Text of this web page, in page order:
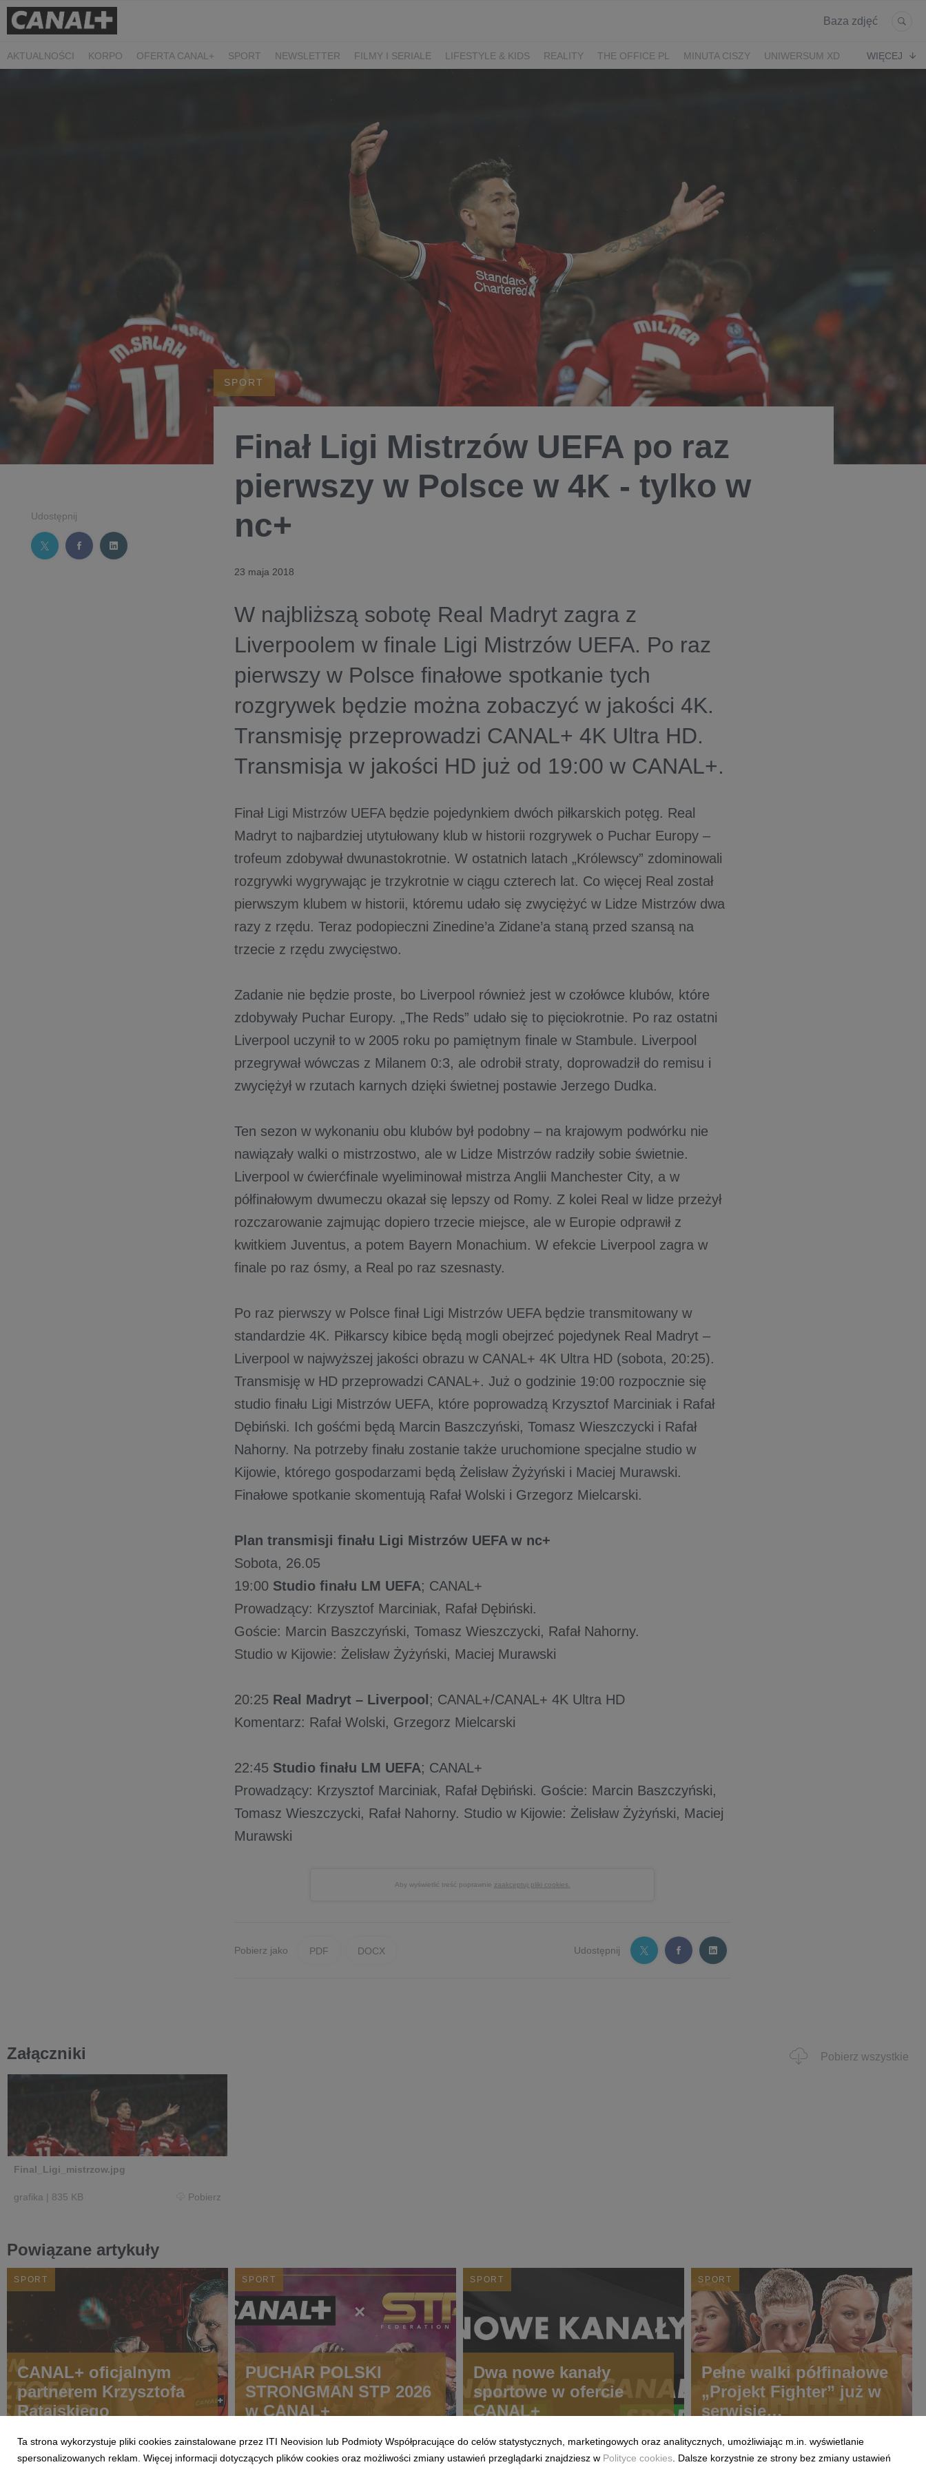
Baza zdjęć
AKTUALNOŚCI KORPO OFERTA CANAL+ SPORT NEWSLETTER FILMY I SERIALE LIFESTYLE & KIDS REALITY THE OFFICE PL MINUTA CISZY
UNIWERSUM XD
WIĘCEJ
Udostępnij
SPORT
Finał Ligi Mistrzów UEFA po raz
pierwszy w Polsce w 4K - tylko w
nc+
23 maja 2018
W najbliższą sobotę Real Madryt zagra z
Liverpoolem w finale Ligi Mistrzów UEFA. Po raz
pierwszy w Polsce finałowe spotkanie tych
rozgrywek będzie można zobaczyć w jakości 4K.
Transmisję przeprowadzi CANAL+ 4K Ultra HD.
Transmisja w jakości HD już od 19:00 w CANAL+.
Finał Ligi Mistrzów UEFA będzie pojedynkiem dwóch piłkarskich potęg. Real
Madryt to najbardziej utytułowany klub w historii rozgrywek o Puchar Europy –
trofeum zdobywał dwunastokrotnie. W ostatnich latach „Królewscy” zdominowali
rozgrywki wygrywając je trzykrotnie w ciągu czterech lat. Co więcej Real został
pierwszym klubem w historii, któremu udało się zwyciężyć w Lidze Mistrzów dwa
razy z rzędu. Teraz podopieczni Zinedine’a Zidane’a staną przed szansą na
trzecie z rzędu zwycięstwo.
Zadanie nie będzie proste, bo Liverpool również jest w czołówce klubów, które
zdobywały Puchar Europy. „The Reds” udało się to pięciokrotnie. Po raz ostatni
Liverpool uczynił to w 2005 roku po pamiętnym finale w Stambule. Liverpool
przegrywał wówczas z Milanem 0:3, ale odrobił straty, doprowadził do remisu i
zwyciężył w rzutach karnych dzięki świetnej postawie Jerzego Dudka.
Ten sezon w wykonaniu obu klubów był podobny – na krajowym podwórku nie
nawiązały walki o mistrzostwo, ale w Lidze Mistrzów radziły sobie świetnie.
Liverpool w ćwierćfinale wyeliminował mistrza Anglii Manchester City, a w
półfinałowym dwumeczu okazał się lepszy od Romy. Z kolei Real w lidze przeżył
rozczarowanie zajmując dopiero trzecie miejsce, ale w Europie odprawił z
kwitkiem Juventus, a potem Bayern Monachium. W efekcie Liverpool zagra w
finale po raz ósmy, a Real po raz szesnasty.
Po raz pierwszy w Polsce finał Ligi Mistrzów UEFA będzie transmitowany w
standardzie 4K. Piłkarscy kibice będą mogli obejrzeć pojedynek Real Madryt –
Liverpool w najwyższej jakości obrazu w CANAL+ 4K Ultra HD (sobota, 20:25).
Transmisję w HD przeprowadzi CANAL+. Już o godzinie 19:00 rozpocznie się
studio finału Ligi Mistrzów UEFA, które poprowadzą Krzysztof Marciniak i Rafał
Dębiński. Ich gośćmi będą Marcin Baszczyński, Tomasz Wieszczycki i Rafał
Nahorny. Na potrzeby finału zostanie także uruchomione specjalne studio w
Kijowie, którego gospodarzami będą Żelisław Żyżyński i Maciej Murawski.
Finałowe spotkanie skomentują Rafał Wolski i Grzegorz Mielcarski.
Plan transmisji finału Ligi Mistrzów UEFA w nc+
Sobota, 26.05
19:00 Studio finału LM UEFA; CANAL+
Prowadzący: Krzysztof Marciniak, Rafał Dębiński.
Goście: Marcin Baszczyński, Tomasz Wieszczycki, Rafał Nahorny.
Studio w Kijowie: Żelisław Żyżyński, Maciej Murawski
20:25 Real Madryt – Liverpool ; CANAL+/CANAL+ 4K Ultra HD
Komentarz: Rafał Wolski, Grzegorz Mielcarski
22:45 Studio finału LM UEFA; CANAL+
Prowadzący: Krzysztof Marciniak, Rafał Dębiński. Goście: Marcin Baszczyński,
Tomasz Wieszczycki, Rafał Nahorny. Studio w Kijowie: Żelisław Żyżyński, Maciej
Murawski
Aby wyświetlić treść poprawnie zaakceptuj pliki cookies.
Pobierz jako PDF DOCX Udostępnij
Załączniki Pobierz wszystkie
Final_Ligi_mistrzow.jpg
grafika | 835 KB Pobierz
Powiązane artykuły
SPORT
CANAL+ oficjalnym
partnerem Krzysztofa
Ratajskiego
SPORT
PUCHAR POLSKI
STRONGMAN STP 2026
w CANAL+
SPORT
Dwa nowe kanały
sportowe w ofercie
CANAL+
SPORT
Pełne walki półfinałowe
„Projekt Fighter” już w
serwisie
CANAL+
Ta strona wykorzystuje pliki cookies zainstalowane przez ITI Neovision lub Podmioty Współpracujące do celów statystycznych, marketingowych oraz analitycznych, umożliwiając m.in. wyświetlanie
spersonalizowanych reklam. Więcej informacji dotyczących plików cookies oraz możliwości zmiany ustawień przeglądarki znajdziesz w Polityce cookies . Dalsze korzystnie ze strony bez zmiany ustawień